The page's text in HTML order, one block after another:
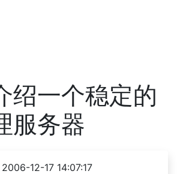
绍一个稳定的
服务器
12-17 14:07:17